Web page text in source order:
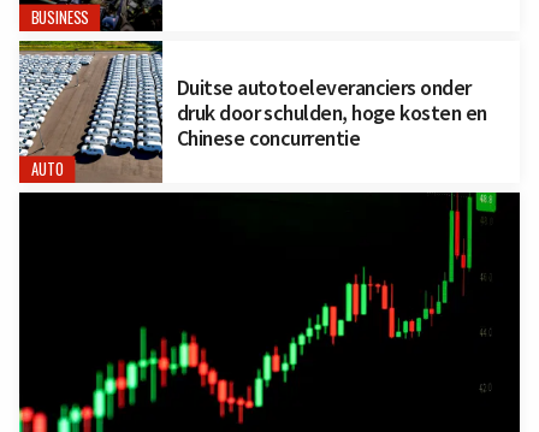
BUSINESS
AUTO
Duitse autotoeleveranciers onder
druk door schulden, hoge kosten en
Chinese concurrentie